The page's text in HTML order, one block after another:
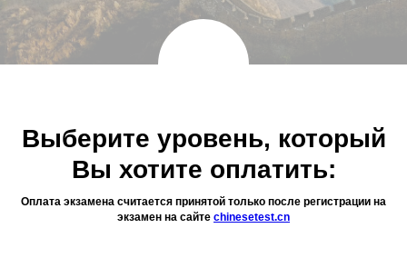
Выберите уровень, который
Вы хотите оплатить:
Оплата экзамена считается принятой только после регистрации на
экзамен на сайте chinesetest.cn